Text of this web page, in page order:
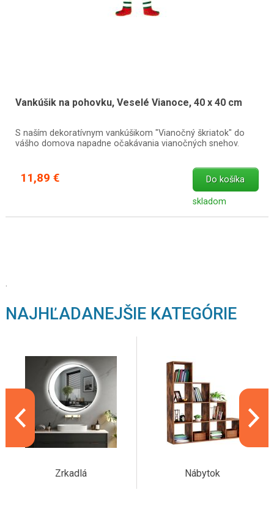
Vankúšik na pohovku, Veselé Vianoce, 40 x 40 cm
S naším dekoratívnym vankúšikom "Vianočný škriatok" do
vášho domova napadne očakávania vianočných snehov.
11,89 € Do košíka
skladom
.
NAJHĽADANEJŠIE KATEGÓRIE
Zrkadlá Nábytok